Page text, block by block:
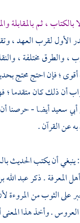
، ثم بالمقابلة
لقرب العهد ،
، والطرق مختلفة ،
؛ فإن احتج محتج
أن ذلك كان متقدما ؛
أبي سعيدأيضا - حرصنا أن
عن القرآن .
: ينبغي أن يكتب الحديث
المعرفة . ذكرعبد
على الثوب من
. وأخذ هذا المعنى